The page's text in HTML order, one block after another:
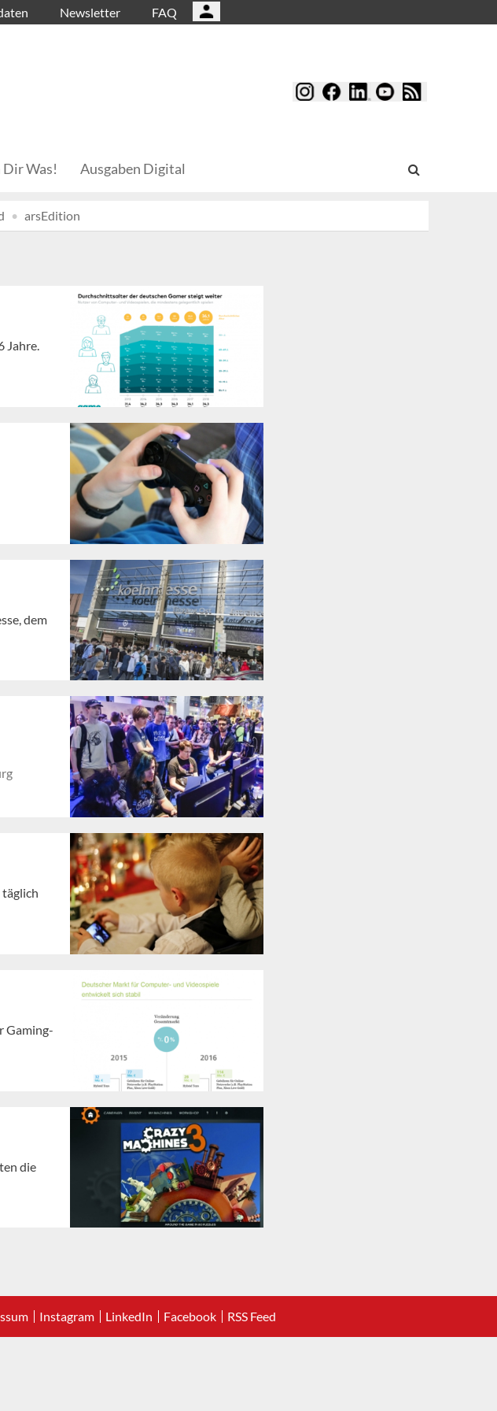
Newsletter FAQ
Was! Ausgaben Digital
arsEdition
Jahre.
dem
Gaming-
die
Instagram LinkedIn Facebook RSS Feed